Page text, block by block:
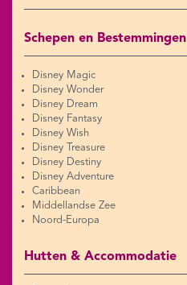
Schepen en Bestemmingen
Disney Magic
Disney Wonder
Disney Dream
Disney Fantasy
Disney Wish
Disney Treasure
Disney Destiny
Disney Adventure
Caribbean
Middellandse Zee
Noord-Europa
Hutten & Accommodatie